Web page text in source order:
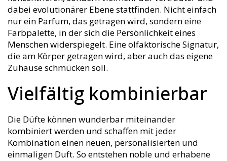
dabei evolutionärer Ebene stattfinden. Nicht einfach
nur ein Parfum, das getragen wird, sondern eine
Farbpalette, in der sich die Persönlichkeit eines
Menschen widerspiegelt. Eine olfaktorische Signatur,
die am Körper getragen wird, aber auch das eigene
Zuhause schmücken soll.
Vielfältig kombinierbar
Die Düfte können wunderbar miteinander
kombiniert werden und schaffen mit jeder
Kombination einen neuen, personalisierten und
einmaligen Duft. So entstehen noble und erhabene